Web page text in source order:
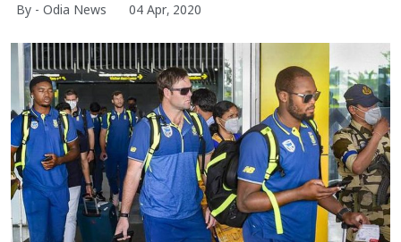
By - Odia News 04 Apr, 2020